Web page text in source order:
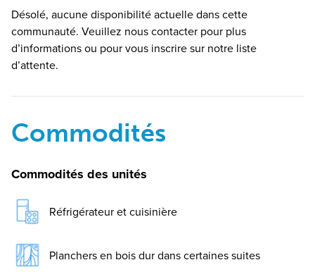
Désolé, aucune disponibilité actuelle dans cette
communauté. Veuillez nous contacter pour plus
d’informations ou pour vous inscrire sur notre liste
d’attente.
Commodités
Commodités des unités
Réfrigérateur et cuisinière
Planchers en bois dur dans certaines suites